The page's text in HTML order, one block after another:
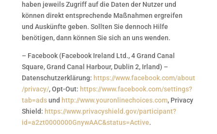
haben jeweils Zugriff auf die Daten der Nutzer und
können direkt entsprechende Maßnahmen ergreifen
und Auskünfte geben. Sollten Sie dennoch Hilfe
benötigen, dann können Sie sich an uns wenden.
– Facebook (Facebook Ireland Ltd., 4 Grand Canal
Square, Grand Canal Harbour, Dublin 2, Irland) –
Datenschutzerklärung: https://www.facebook.com/about
/privacy/, Opt-Out: https://www.facebook.com/settings?
tab=ads und http://www.youronlinechoices.com, Privacy
Shield: https://www.privacyshield.gov/participant?
id=a2zt0000000GnywAAC&status=Active.